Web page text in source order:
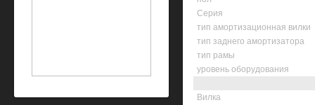
Серия
тип амортизационная вилки
тип заднего амортизатора
тип рамы
уровень оборудования
Вилка